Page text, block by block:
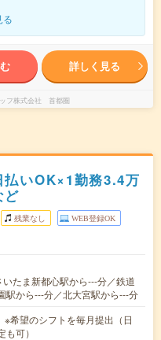
る
詳しく見る
フ株式会社 首都圏
払いOK×1勤務3.4万
ど
残業なし WEB登録OK
たま新都心駅から---分／鉄道
駅から---分／北大宮駅から---分
希望のシフトを毎月提出（日
可）